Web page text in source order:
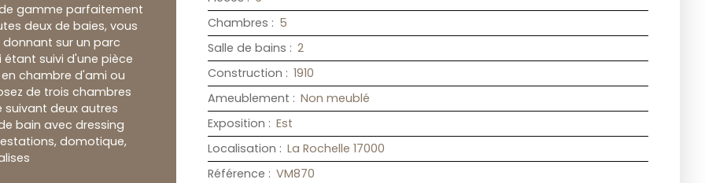
gamme parfaitement
deux de baies, vous
sur un parc
suivi d'une pièce
chambre d'ami ou
de trois chambres
deux autres
bain avec dressing
domotique,
Chambres : 5
Salle de bains : 2
Construction : 1910
Ameublement : Non meublé
Exposition : Est
Localisation : La Rochelle 17000
Référence : VM870